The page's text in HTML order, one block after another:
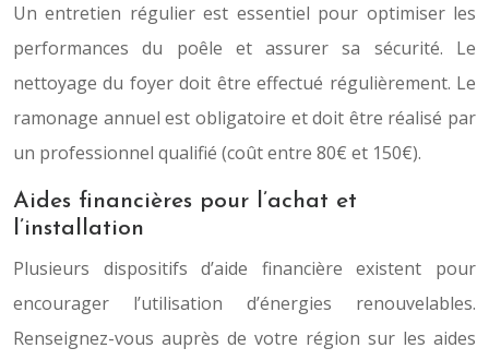
Un entretien régulier est essentiel pour optimiser les
performances du poêle et assurer sa sécurité. Le
nettoyage du foyer doit être effectué régulièrement. Le
ramonage annuel est obligatoire et doit être réalisé par
un professionnel qualifié (coût entre 80€ et 150€).
Aides financières pour l’achat et
l’installation
Plusieurs dispositifs d’aide financière existent pour
encourager l’utilisation d’énergies renouvelables.
Renseignez-vous auprès de votre région sur les aides